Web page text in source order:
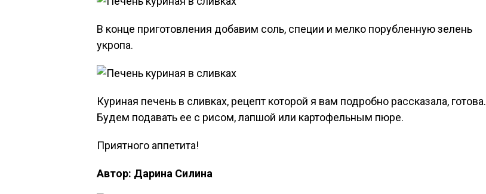
В конце приготовления добавим соль, специи и мелко порубленную зелень
укропа.
Куриная печень в сливках, рецепт которой я вам подробно рассказала, готова.
Будем подавать ее с рисом, лапшой или картофельным пюре.
Приятного аппетита!
Автор: Дарина Силина